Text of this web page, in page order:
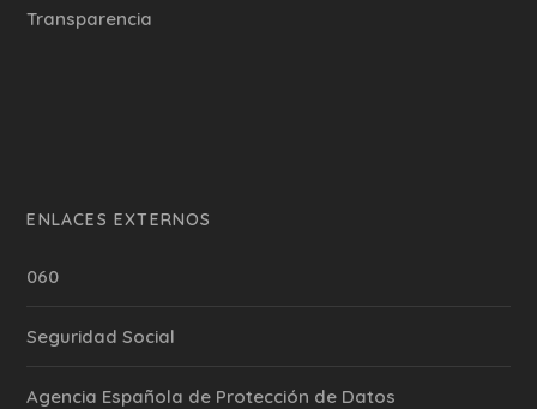
Transparencia
ENLACES EXTERNOS
060
Seguridad Social
Agencia Española de Protección de Datos